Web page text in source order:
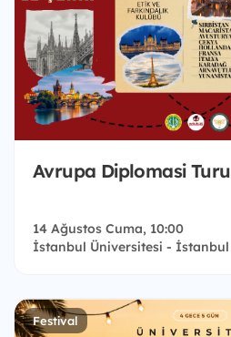
Avrupa Diplomasi Turu
14 Ağustos Cuma, 10:00
İstanbul Üniversitesi - İstanbul
Festival